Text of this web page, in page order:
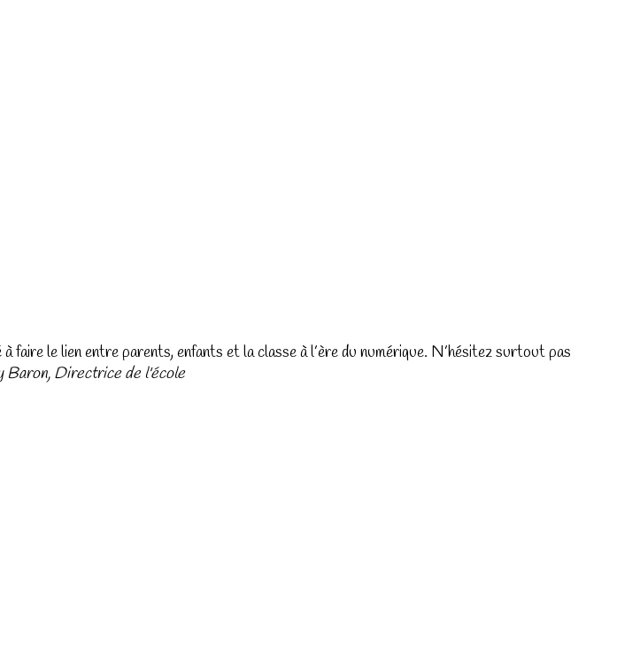
faire le lien entre parents, enfants et la classe à l’ère du numérique. N’hésitez surtout pas
Baron, Directrice de l'école